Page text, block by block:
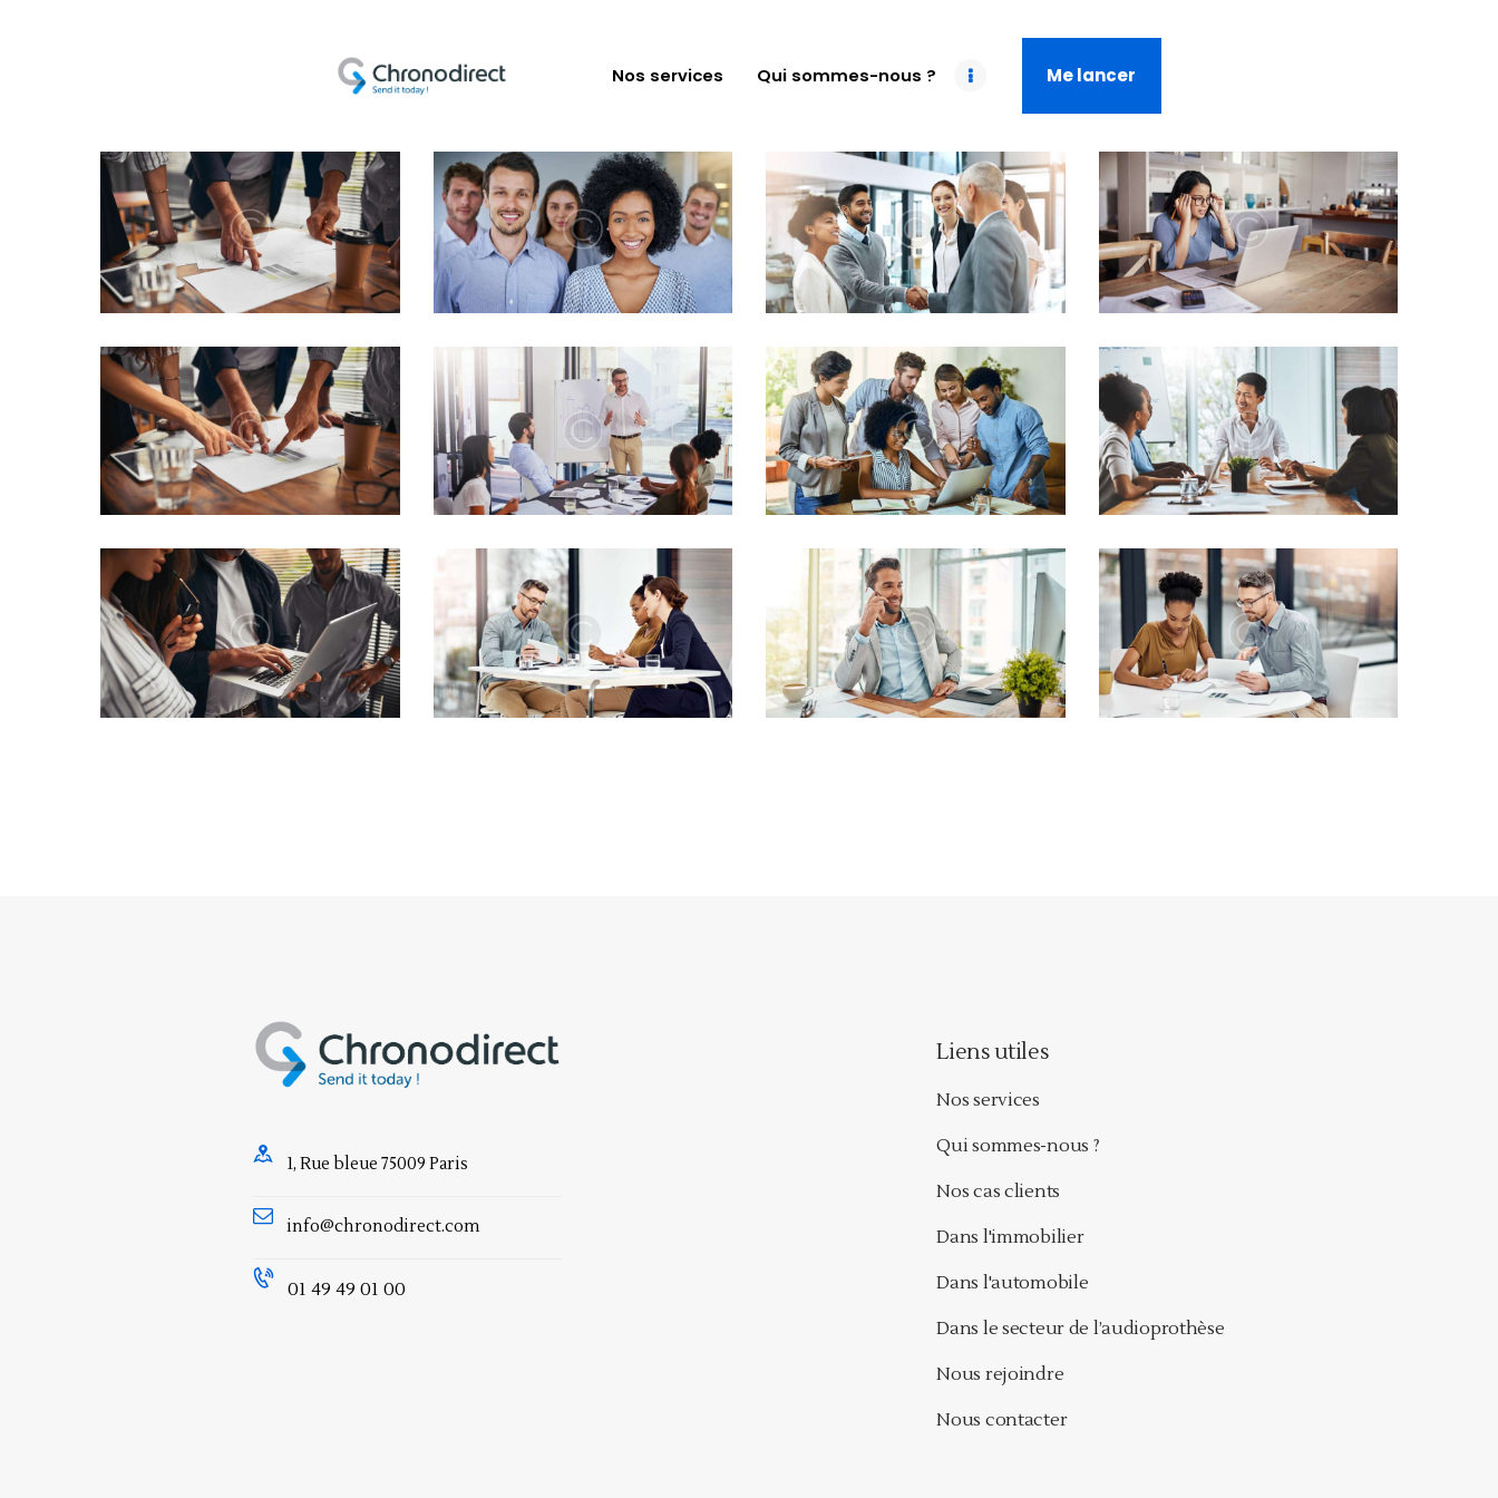
Nos services Qui sommes-nous ? Me lancer
QUI SOMMES-
NOS CAS CLIENTS
NOUS
CONTACTER
1, Rue bleue 75009 Paris
info@chronodirect.com
01 49 49 01 00
Liens utiles
Nos services
Qui sommes-nous ?
Nos cas clients
Dans l'immobilier
Dans l'automobile
Dans le secteur de l’audioprothèse
Nous rejoindre
Nous contacter